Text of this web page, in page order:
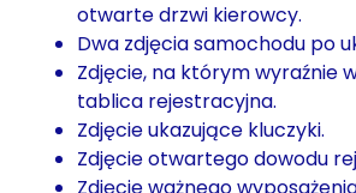
otwarte drzwi kierowcy.
Dwa zdjęcia samochodu po
Zdjęcie, na którym wyraźnie
tablica rejestracyjna.
Zdjęcie ukazujące kluczyki.
Zdjęcie otwartego dowodu
Zdjęcie ważnego